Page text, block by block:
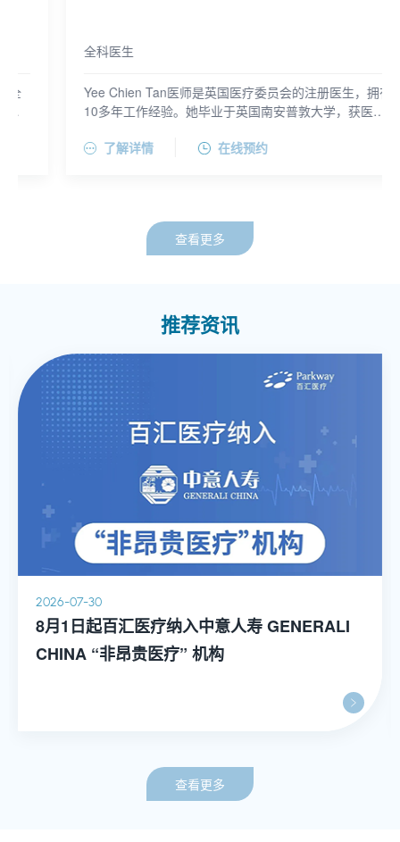
全科医生
Yee Chien Tan医师是英国医疗委员会的注册医生，拥有
10多年工作经验。她毕业于英国南安普敦大学，获医学
女皇医院任住院医师，在英国爱丁堡西部综合医院、格
了解详情 在线预约
查看更多
推荐资讯
2026-07-30
8月1日起百汇医疗纳入中意人寿 GENERALI
CHINA “非昂贵医疗” 机构
查看更多